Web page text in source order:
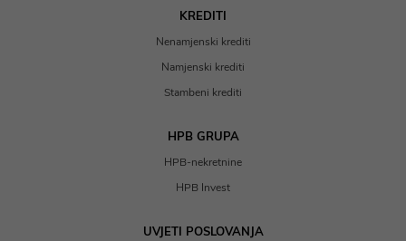
KREDITI
Nenamjenski krediti
Namjenski krediti
Stambeni krediti
HPB GRUPA
HPB-nekretnine
HPB Invest
UVJETI POSLOVANJA